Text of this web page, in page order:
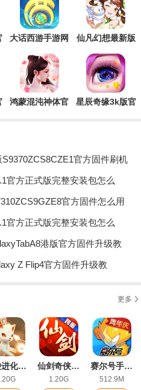
大话西游手游网
仙凡幻想最新版
鸿蒙混沌神体官
星辰奇缘3k版官
官方固件刷机
官方正式版完整安装包怎么
官方固件怎么用
官方正式版完整安装包怎么
港版官方固件升级教
Z Flip4官方固件升级教
更多
口袋进化腾讯版 仙剑奇侠传3D回合官方客户端
1.20G
赛尔号手游苹果版
512.9M